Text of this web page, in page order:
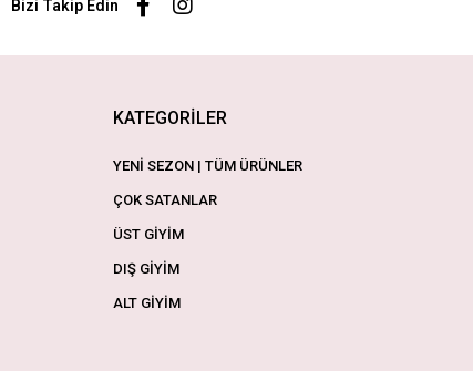
Bizi Takip Edin
KATEGORİLER
YENİ SEZON | TÜM ÜRÜNLER
ÇOK SATANLAR
ÜST GİYİM
DIŞ GİYİM
ALT GİYİM